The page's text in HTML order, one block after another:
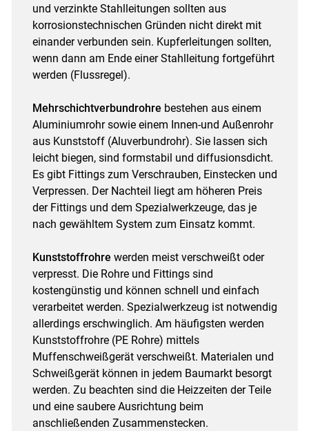
und verzinkte Stahlleitungen sollten aus
korrosionstechnischen Gründen nicht direkt mit
einander verbunden sein. Kupferleitungen sollten,
wenn dann am Ende einer Stahlleitung fortgeführt
werden (Flussregel).
Mehrschichtverbundrohre bestehen aus einem
Aluminiumrohr sowie einem Innen-und Außenrohr
aus Kunststoff (Aluverbundrohr). Sie lassen sich
leicht biegen, sind formstabil und diffusionsdicht.
Es gibt Fittings zum Verschrauben, Einstecken und
Verpressen. Der Nachteil liegt am höheren Preis
der Fittings und dem Spezialwerkzeuge, das je
nach gewähltem System zum Einsatz kommt.
Kunststoffrohre werden meist verschweißt oder
verpresst. Die Rohre und Fittings sind
kostengünstig und können schnell und einfach
verarbeitet werden. Spezialwerkzeug ist notwendig
allerdings erschwinglich. Am häufigsten werden
Kunststoffrohre (PE Rohre) mittels
Muffenschweißgerät verschweißt. Materialen und
Schweißgerät können in jedem Baumarkt besorgt
werden. Zu beachten sind die Heizzeiten der Teile
und eine saubere Ausrichtung beim
anschließenden Zusammenstecken.